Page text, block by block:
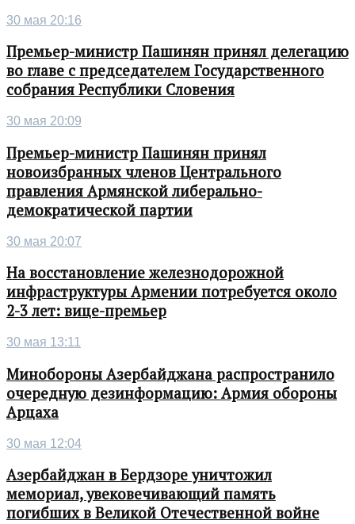
30 мая 20:16
Премьер-министр Пашинян принял делегацию
во главе с председателем Государственного
собрания Республики Словения
30 мая 20:09
Премьер-министр Пашинян принял
новоизбранных членов Центрального
правления Армянской либерально-
демократической партии
30 мая 20:07
На восстановление железнодорожной
инфраструктуры Армении потребуется около
2-3 лет: вице-премьер
30 мая 13:11
Минобороны Азербайджана распространило
очередную дезинформацию: Армия обороны
Арцаха
30 мая 12:04
Азербайджан в Бердзоре уничтожил
мемориал, увековечивающий память
погибших в Великой Отечественной войне